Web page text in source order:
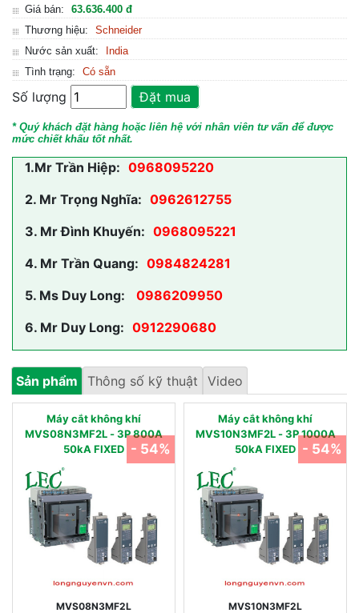
Giá bán:
63.636.400 đ
Thương hiệu:
Schneider
Nước sản xuất:
India
Tình trạng:
Có sẵn
Số lượng Đặt mua
* Quý khách đặt hàng hoặc liên hệ với nhân viên tư vấn để được
mức chiết khấu tốt nhất.
1.Mr Trần Hiệp: 0968095220
2. Mr Trọng Nghĩa: 0962612755
3. Mr Đình Khuyến: 0968095221
4. Mr Trần Quang: 0984824281
5. Ms Duy Long:
0986209950
6. Mr Duy Long: 0912290680
Sản phẩm Thông số kỹ thuật Video
Máy cắt không khí
MVS08N3MF2L - 3P 800A
50kA FIXED
MVS08N3MF2L
- 54%
Máy cắt không khí
MVS10N3MF2L - 3P 1000A
50kA FIXED
MVS10N3MF2L
- 54%